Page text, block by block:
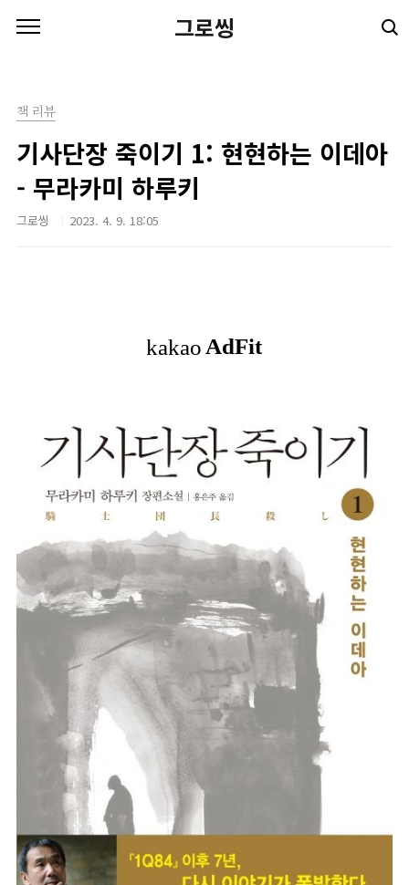
그로씽
책 리뷰
기사단장 죽이기 1: 현현하는 이데아
- 무라카미 하루키
그로씽 2023. 4. 9. 18:05